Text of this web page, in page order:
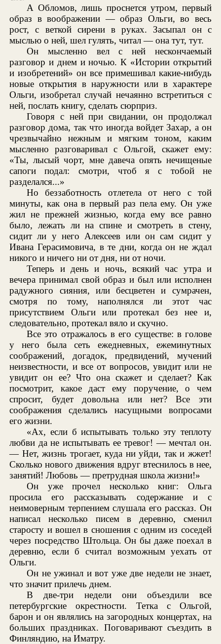
А Обломов, лишь проснется утром, первый
образ в воображении — образ Ольги, во весь
рост, с веткой сирени в руках. Засыпал он с
мыслью о ней, шел гулять, читал — она тут, тут.
Он мысленно вел с ней нескончаемый
разговор и днем и ночью. К «Истории открытий
и изобретений» он все примешивал какие-нибудь
новые открытия в наружности или в характере
Ольги, изобретал случай нечаянно встретиться с
ней, послать книгу, сделать сюрприз.
Говоря с ней при свидании, он продолжал
разговор дома, так что иногда войдет Захар, а он
чрезвычайно нежным и мягким тоном, каким
мысленно разговаривал с Ольгой, скажет ему:
«Ты, лысый чорт, мне давеча опять нечищеные
сапоги подал: смотри, чтоб я с тобой не
разделался...»
Но беззаботность отлетела от него с той
минуты, как она в первый раз пела ему. Он уже
жил не прежней жизнью, когда ему все равно
было, лежать ли на спине и смотреть в стену,
сидит ли у него Алексеев или он сам сидит у
Ивана Герасимовича, в те дни, когда он не ждал
никого и ничего ни от дня, ни от ночи.
Теперь и день и ночь, всякий час утра и
вечера принимал свой образ и был или исполнен
радужного сияния, или бесцветен и сумрачен,
смотря по тому, наполнялся ли этот час
присутствием Ольги или протекал без нее и,
следовательно, протекал вяло и скучно.
Все это отражалось в его существе: в голове
у него была сеть ежедневных, ежеминутных
соображений, догадок, предвидений, мучений
неизвестности, и все от вопросов, увидит или не
увидит он ее? Что она скажет и сделает? Как
посмотрит, какое даст ему поручение, о чем
спросит, будет довольна или нет? Все эти
соображения сделались насущными вопросами
его жизни.
«Ах, если б испытывать только эту теплоту
любви да не испытывать ее тревог! — мечтал он.
— Нет, жизнь трогает, куда ни уйди, так и жжет!
Сколько нового движения вдруг втеснилось в нее,
занятий! Любовь — претрудная школа жизни!»
Он уже прочел несколько книг: Ольга
просила его рассказывать содержание и с
неимоверным терпением слушала его рассказ. Он
написал несколько писем в деревню, сменил
старосту и вошел в сношения с одним из соседей
через посредство Штольца. Он бы даже поехал в
деревню, если б считал возможным уехать от
Ольги.
Он не ужинал и вот уже две недели не знает,
что значит прилечь днем.
В две-три недели они объездили все
петербургские окрестности. Тетка с Ольгой,
барон и он являлись на загородных концертах, на
больших праздниках. Поговаривают съездить в
Финляндию, на Иматру.